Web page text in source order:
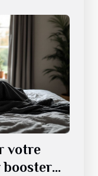
votre